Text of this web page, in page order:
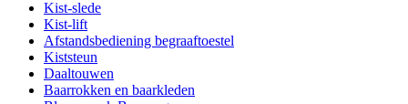
Kist-slede
Kist-lift
Afstandsbediening begraaftoestel
Kiststeun
Daaltouwen
Baarrokken en baarkleden